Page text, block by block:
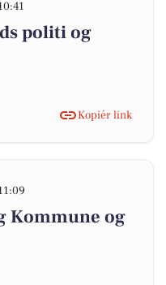
politi og
Kopiér link
Kommune og